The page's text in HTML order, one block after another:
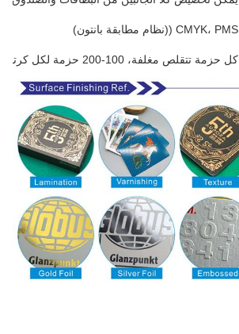
CMYK، PMS ((نظام مطابقة بانتون)
كل حزمة تتقلص مغلفة، 100-200 حزمة لكل كرتون